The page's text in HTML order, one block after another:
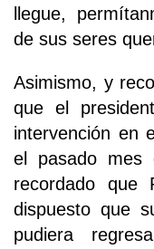
llegue,
de sus seres
Asimismo, y
que el
intervención en
el pasado mes
recordado que
dispuesto que
pudiera